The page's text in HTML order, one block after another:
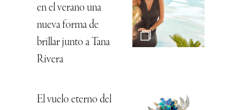
en el verano una
nueva forma de
brillar junto a Tana
Rivera
El vuelo eterno del